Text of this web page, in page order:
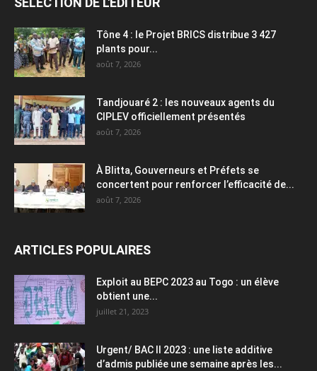
Tône 4 : le Projet BRICS distribue 3 427
plants pour...
août 7, 2026
Tandjouaré 2 : les nouveaux agents du
CIPLEV officiellement présentés
août 7, 2026
À Blitta, Gouverneurs et Préfets se
concertent pour renforcer l’efficacité de...
août 7, 2026
ARTICLES POPULAIRES
Exploit au BEPC 2023 au Togo : un élève
obtient une...
juillet 21, 2023
Urgent/ BAC II 2023 : une liste additive
d’admis publiée une semaine après les...